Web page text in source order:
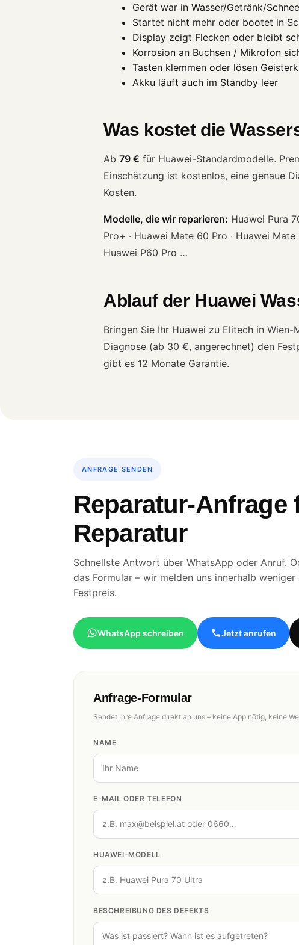
Gerät war in Wasser/Getränk/Schnee
Startet nicht mehr oder bootet in
Display zeigt Flecken oder bleibt
Korrosion an Buchsen / Mikrofon
Tasten klemmen oder lösen
Akku läuft auch im Standby leer
Was kostet die
Ab 79 € für Huawei-Standardmodelle.
Einschätzung ist kostenlos, eine genaue
Kosten.
Modelle, die wir reparieren: Huawei Pura
Pro+ · Huawei Mate 60 Pro · Huawei
Huawei P60 Pro …
Ablauf der Huawei
Bringen Sie Ihr Huawei zu Elitech in
Diagnose (ab 30 €, angerechnet) den
gibt es 12 Monate Garantie.
ANFRAGE SENDEN
Reparatur-Anfrage
Reparatur
Schnellste Antwort über WhatsApp oder Anruf.
das Formular – wir melden uns innerhalb
Festpreis.
WhatsApp schreiben Jetzt anrufen
Anfrage-Formular
Sendet Ihre Anfrage direkt an uns – keine App nötig, keine
NAME
E-MAIL ODER TELEFON
HUAWEI-MODELL
BESCHREIBUNG DES DEFEKTS